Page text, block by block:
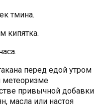
тмина.
кипятка.
перед едой утром
метеоризме
привычной добавки
масла или настоя